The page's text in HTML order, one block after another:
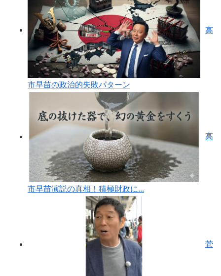
高
市早苗の政治的失敗パターン
高
市早苗演説の真相！積極財政に...
菅